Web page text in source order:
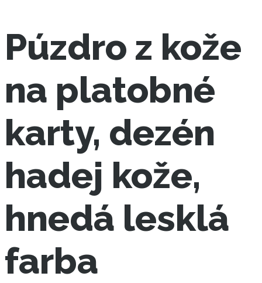
Púzdro z kože
na platobné
karty, dezén
hadej kože,
hnedá lesklá
farba